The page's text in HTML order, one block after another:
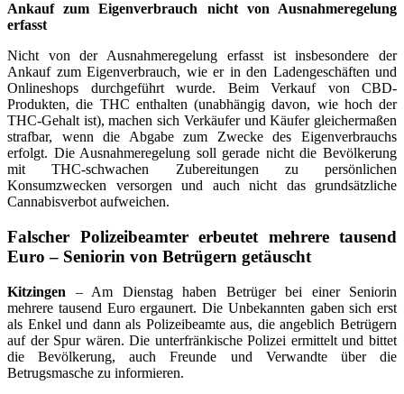
Ankauf zum Eigenverbrauch nicht von Ausnahmeregelung
erfasst
Nicht von der Ausnahmeregelung erfasst ist insbesondere der
Ankauf zum Eigenverbrauch, wie er in den Ladengeschäften und
Onlineshops durchgeführt wurde. Beim Verkauf von CBD-
Produkten, die THC enthalten (unabhängig davon, wie hoch der
THC-Gehalt ist), machen sich Verkäufer und Käufer gleichermaßen
strafbar, wenn die Abgabe zum Zwecke des Eigenverbrauchs
erfolgt. Die Ausnahmeregelung soll gerade nicht die Bevölkerung
mit THC-schwachen Zubereitungen zu persönlichen
Konsumzwecken versorgen und auch nicht das grundsätzliche
Cannabisverbot aufweichen.
Falscher Polizeibeamter erbeutet mehrere tausend
Euro – Seniorin von Betrügern getäuscht
Kitzingen – Am Dienstag haben Betrüger bei einer Seniorin
mehrere tausend Euro ergaunert. Die Unbekannten gaben sich erst
als Enkel und dann als Polizeibeamte aus, die angeblich Betrügern
auf der Spur wären. Die unterfränkische Polizei ermittelt und bittet
die Bevölkerung, auch Freunde und Verwandte über die
Betrugsmasche zu informieren.